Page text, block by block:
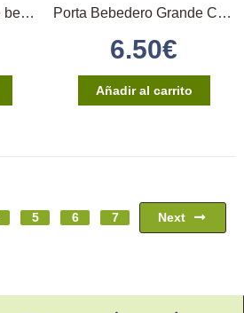
Cepillo limpia punta de bebedero sin bola – STA Porta Bebedero Grande Cap.12 Verde STA
6.50€
Añadir al carrito
5 6 7 Next